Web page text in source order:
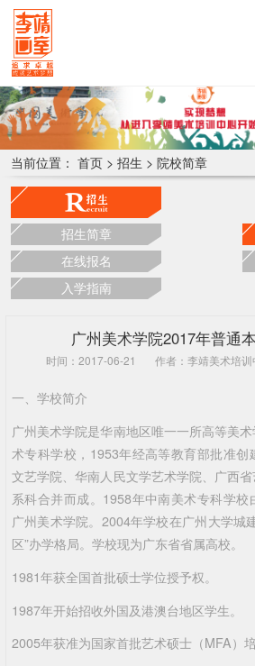
当前位置： 首页 > 招生 > 院校简章
招生简章
在线报名
入学指南
广州美术学院2017年普通
时间：2017-06-21 作者：李靖美术培训
一、学校简介
广州美术学院是华南地区唯一一所高等美
术专科学校，1953年经高等教育部批准创
文艺学院、华南人民文学艺术学院、广西
系科合并而成。1958年中南美术专科学校
广州美术学院。2004年学校在广州大学城
区”办学格局。学校现为广东省省属高校。
1981年获全国首批硕士学位授予权。
1987年开始招收外国及港澳台地区学生。
2005年获准为国家首批艺术硕士（MFA）培